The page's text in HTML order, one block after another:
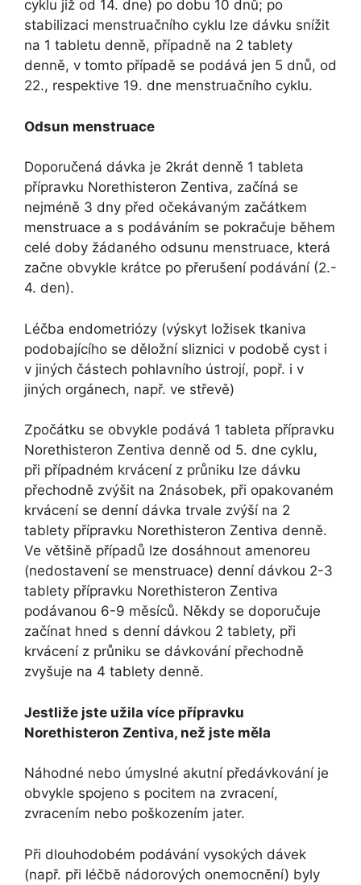
cyklu již od 14. dne) po dobu 10 dnů; po
stabilizaci menstruačního cyklu lze dávku snížit
na 1 tabletu denně, případně na 2 tablety
denně, v tomto případě se podává jen 5 dnů, od
22., respektive 19. dne menstruačního cyklu.
Odsun menstruace
Doporučená dávka je 2krát denně 1 tableta
přípravku Norethisteron Zentiva, začíná se
nejméně 3 dny před očekávaným začátkem
menstruace a s podáváním se pokračuje během
celé doby žádaného odsunu menstruace, která
začne obvykle krátce po přerušení podávání (2.-
4. den).
Léčba endometriózy (výskyt ložisek tkaniva
podobajícího se děložní sliznici v podobě cyst i
v jiných částech pohlavního ústrojí, popř. i v
jiných orgánech, např. ve střevě)
Zpočátku se obvykle podává 1 tableta přípravku
Norethisteron Zentiva denně od 5. dne cyklu,
při případném krvácení z průniku lze dávku
přechodně zvýšit na 2násobek, při opakovaném
krvácení se denní dávka trvale zvýší na 2
tablety přípravku Norethisteron Zentiva denně.
Ve většině případů lze dosáhnout amenoreu
(nedostavení se menstruace) denní dávkou 2-3
tablety přípravku Norethisteron Zentiva
podávanou 6-9 měsíců. Někdy se doporučuje
začínat hned s denní dávkou 2 tablety, při
krvácení z průniku se dávkování přechodně
zvyšuje na 4 tablety denně.
Jestliže jste užila více přípravku
Norethisteron Zentiva, než jste měla
Náhodné nebo úmyslné akutní předávkování je
obvykle spojeno s pocitem na zvracení,
zvracením nebo poškozením jater.
Při dlouhodobém podávání vysokých dávek
(např. při léčbě nádorových onemocnění) byly